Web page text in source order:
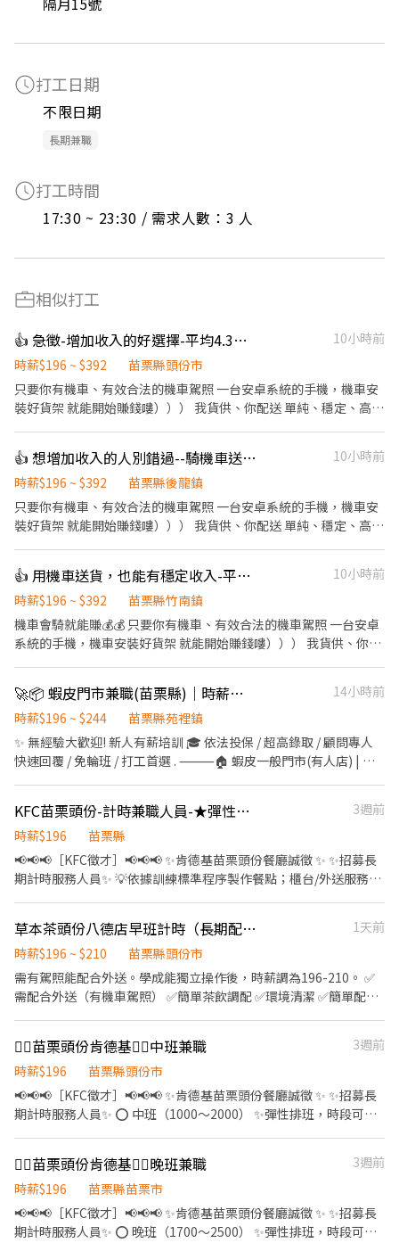
打工日期
不限日期
長期兼職
打工時間
17:30 ~ 23:30 / 需求人數：3 人
相似打工
👍 急徵-增加收入的好選擇-平均4.3萬~6萬-NN頭份公北
10小時前
時薪$196 ~ $392
苗栗縣頭份市
只要你有機車、有效合法的機車駕照 一台安卓系統的手機，機車安
裝好貨架 就能開始賺錢嘍））） 我貨供、你配送 單純、穩定、高報
需處理金流 🏍️ 工作時間 ✔️ 08:00即可開始送貨 ✔️ 配送範圍3公里內
📅 休息安排 ✔️一週排休兩天 ✅ 基本條件 ✔️ 自備機車 ✔️ 有效駕照＋
強制險 ✔️ Android手機 快速應徵【截圖應徵職缺+姓名+電話】 報名
ID: @346uatki 會有專人與您聯絡，安排面試~
👍 想增加收入的人別錯過--騎機車送貨-平均4.3萬~6萬--NN後龍中山
10小時前
時薪$196 ~ $392
苗栗縣後龍鎮
只要你有機車、有效合法的機車駕照 一台安卓系統的手機，機車安
裝好貨架 就能開始賺錢嘍））） 我貨供、你配送 單純、穩定、高報
需處理金流 🏍️ 工作時間 ✔️ 08:00即可開始送貨 ✔️ 配送範圍3公里內
✅ 基本條件 ✔️ 自備機車 ✔️ 有效駕照＋強制險 ✔️ Android手機 🚀 應
徵方式 ---------------------------------------------------- 快速應徵
【截圖應徵職缺+姓名+電話】 官方賴：@346uatki 會有專人與您聯
👍 用機車送貨，也能有穩定收入-平均4.3萬-6萬-NN竹南新南
10小時前
時薪$196 ~ $392
苗栗縣竹南鎮
機車會騎就能賺💰️💰️ 只要你有機車、有效合法的機車駕照 一台安卓
系統的手機，機車安裝好貨架 就能開始賺錢嘍））） 我貨供、你配
圍3公里內 ✔️ 當日配送完成即可提前收工 📅 休息安排 ✔️一週排休兩
天 ✅ 基本條件 ✔️ 自備機車 ✔️ 有效駕照＋強制險 ✔️ Android手機 🚀
應徵方式 ---------------------------------------------------- 快速應
徵【截圖應徵職缺+姓名+電話】 官方賴：@346uatki 會有專人與您
聯絡，安排面試~
🚀📦 蝦皮門市兼職(苗栗縣)｜時薪最高$244/無經驗可/高錄取
14小時前
時薪$196 ~ $244
苗栗縣苑裡鎮
✨ 無經驗大歡迎! 新人有薪培訓 🎓 依法投保 / 超高錄取 / 顧問專人
快速回覆 / 免輪班 / 打工首選 . ⸻🏠 蝦皮一般門市(有人店) | 免
與清潔維護作業 🤝 協助執行門市營運維護與彈性調店支援 🕒工作時
間: ▸ 早班 11:00-17:30 ▸ 晚班 18:45-22:45, 16:15-22:45 📌 排班說
明: 平日一週給班 3-5 天, 假日配合主管排班 💰薪資 (含津貼加給): ▸
早、晚班 $196-$211 . ⸻ 🛵 蝦皮智取店 | 自主度高・享津貼加
給(需自備機車+駕照) ✅工作內容: 📦 包裹收寄、搬運、盤點、理貨
調整與支援有人店 🛵 鄰近門市調店支援 (早晚班 10 公里內, 夜班 16
公里內) 🕒工作時間: ▸ 早班: 07:00~08:30-13:30 (配合 2-5 小時依照
性排班) ▸ 夜班: 23:30-03:30 (配合 2-4 小時依照貨量彈性排班) 📌 排
班說明: 平日一週給班 3-5 天, 假日配合主管排班 💰薪資 (含津貼加
給): ▸ 早班 $204-$219 ▸ 晚、夜班 $224-$244 ⸻ ✅工作地點: 苗
栗市 / 頭份 / 竹南 / 苑裡 / 後龍 / 通霄 / 公館 / 大湖 💪 其他區域也歡
⸻【應徵方式】⸻ ⚡ 搶手缺額隨時額滿, 手刀點下方 "立即
應徵", 顧問線上馬上回覆安排面試! 或搜尋官方帳號: @922vyxod
(一定要加 @ 喔) 加入後請按照格式留言, 專員第一時間處理! 🚫 求職
完全免收費 🤝 安心上工有保障
KFC苗栗頭份-計時兼職人員-★彈性周排班★-$196-$201-另享外送獎金
3週前
時薪$196
苗栗縣
📢📢📢［KFC徵才］📢📢📢 ✨肯德基苗栗頭份餐廳誠徵 ✨ ✨招募長
期計時服務人員✨ 💡依據訓練標準程序製作餐點；櫃台/外送服務、
中班（10:00-20:00） ⭕️ 晚班（17:00～24:00） ⭕️ 打烊班（2000
～2500） ✨彈性排班 ✨每月需滿60H 🍀餐廳上班時間彈性，多時段
可供選擇 🍀非常適合學生課業、打工兼顧 ﹝薪資福利﹞ ★ 基本時
薪：$196起" ★ 津貼福利 ◆ 外送津貼$10元/14元/趟；外送趟次越
起，公司提供年度健檢照顧你的健康 ◆ 保險：除勞、健、勞退外，
公司更為你投保團保維護你的安全 ◆ 員工用餐折扣：兼職夥伴當日
餐員餐 ◆ 生日/節慶禮卷： 你生日我慶祝，生日當月我們提供你品
牌禮卷 讓生日更有溫度 你過節我共歡，重要節慶我們提供你福利禮
券 好好與家人歡慶 你旅遊我贊助，每年職福會提供你旅遊津貼 好好
享受幸福人生 誠徵熱情活力的你一起加入肯德基苗栗頭份餐廳 🏠面
者可以立馬投遞履歷 📢想知詳細可以留言喔😄😄😄
草本茶頭份八德店早班計時（長期配合）
1天前
時薪$196 ~ $210
苗栗縣頭份市
需有駕照能配合外送。學成能獨立操作後，時薪調為196-210。 ✅
需配合外送（有機車駕照） ✅簡單茶飲調配 ✅環境清潔 ✅簡單配料
❤️‍🔥苗栗頭份肯德基❤️‍🔥中班兼職
3週前
時薪$196
苗栗縣頭份市
📢📢📢［KFC徵才］📢📢📢 ✨肯德基苗栗頭份餐廳誠徵 ✨ ✨招募長
期計時服務人員✨ ⭕️ 中班（1000～2000） ✨彈性排班，時段可任
照標準程序製作餐點 櫃檯/顧客服務 餐廳環境清潔維護 外送餐點服
務 🚨外送需備有駕照，外送津貼$10元/14元/趟 送越多領越多喲 💪
💪💪 🍀餐廳上班時間彈性多，時段可供選擇 🍀非常適合學生課業、
打工兼顧 🍟有任何問題歡迎留言詢問 誠徵熱情活力的你一起加入肯
❤️‍🔥苗栗頭份肯德基❤️‍🔥晚班兼職
3週前
時薪$196
苗栗縣苗栗市
📢📢📢［KFC徵才］📢📢📢 ✨肯德基苗栗頭份餐廳誠徵 ✨ ✨招募長
期計時服務人員✨ ⭕️ 晚班（1700～2500） ✨彈性排班，時段可任